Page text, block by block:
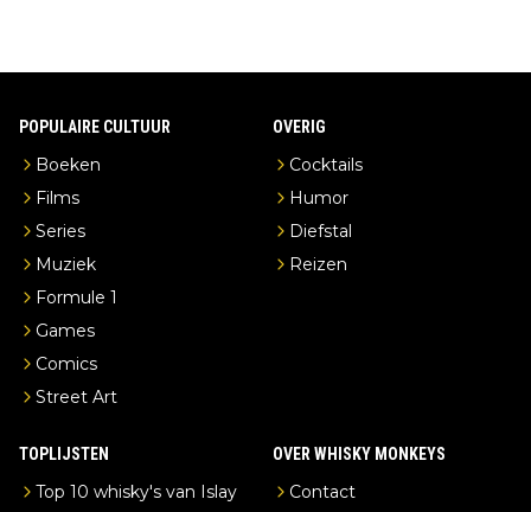
POPULAIRE CULTUUR
Boeken
Films
Series
Muziek
Formule 1
Games
Comics
Street Art
OVERIG
Cocktails
Humor
Diefstal
Reizen
TOPLIJSTEN
Top 10 whisky's van Islay
OVER WHISKY MONKEYS
Contact